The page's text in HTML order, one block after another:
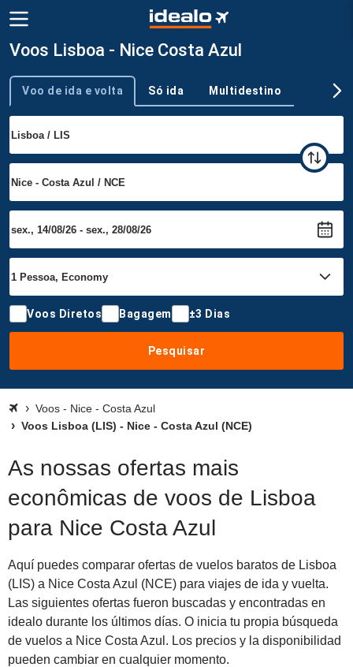
Voos Lisboa - Nice Costa Azul
Tipo de viagem
Voo de ida e volta Só ida Multidestino
Voos Diretos Bagagem ±3 Dias
Pesquisar
Voos - Nice - Costa Azul
Voos Lisboa (LIS) - Nice - Costa Azul (NCE)
As nossas ofertas mais
econômicas de voos de Lisboa
para Nice Costa Azul
Aquí puedes comparar ofertas de vuelos baratos de Lisboa
(LIS) a Nice Costa Azul (NCE) para viajes de ida y vuelta.
Las siguientes ofertas fueron buscadas y encontradas en
idealo durante los últimos días. O inicia tu propia búsqueda
de vuelos a Nice Costa Azul. Los precios y la disponibilidad
pueden cambiar en cualquier momento.